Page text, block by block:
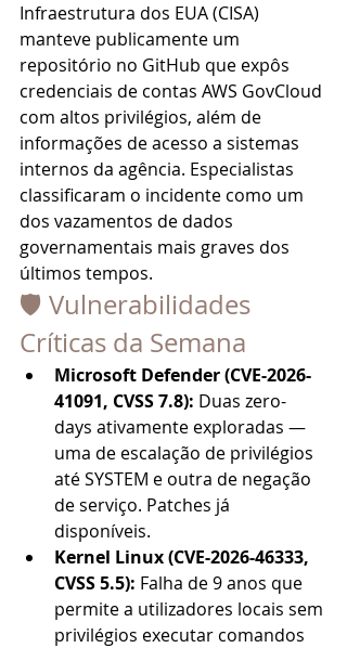
Infraestrutura dos EUA (CISA)
manteve publicamente um
repositório no GitHub que expôs
credenciais de contas AWS GovCloud
com altos privilégios, além de
informações de acesso a sistemas
internos da agência. Especialistas
classificaram o incidente como um
dos vazamentos de dados
governamentais mais graves dos
últimos tempos.
🛡️ Vulnerabilidades
Críticas da Semana
Microsoft Defender (CVE-2026-
41091, CVSS 7.8): Duas zero-
days ativamente exploradas —
uma de escalação de privilégios
até SYSTEM e outra de negação
de serviço. Patches já
disponíveis.
Kernel Linux (CVE-2026-46333,
CVSS 5.5): Falha de 9 anos que
permite a utilizadores locais sem
privilégios executar comandos